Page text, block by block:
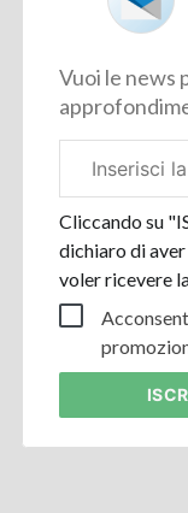
Vuoi le news
aziendale
Cliccando su
dichiaro di
voler ricevere